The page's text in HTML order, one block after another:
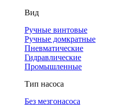
Вид
Ручные винтовые
Ручные домкратные
Пневматические
Гидравлические
Промышленные
Тип насоса
Без мезгонасоса